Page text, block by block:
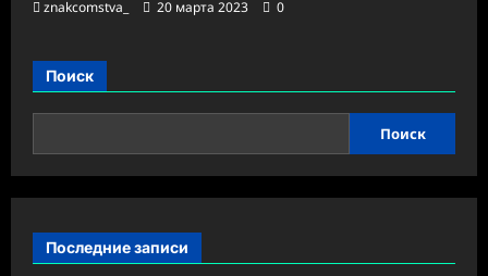
znakcomstva_ 20 марта 2023 0
Поиск
Поиск
Последние записи